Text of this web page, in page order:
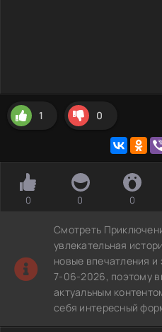
1 0
0 0 0
Смотреть
увлекательная
новые впечатления
7-06-2026, поэтому
актуальным
себя интересный